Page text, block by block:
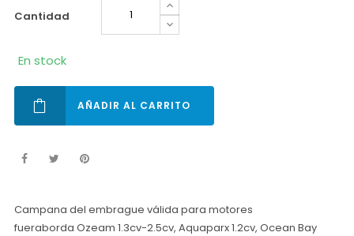
cantidad
En stock
AÑADIR AL CARRITO
Campana del embrague válida para motores
fueraborda Ozeam 1.3cv-2.5cv, Aquaparx 1.2cv, Ocean Bay